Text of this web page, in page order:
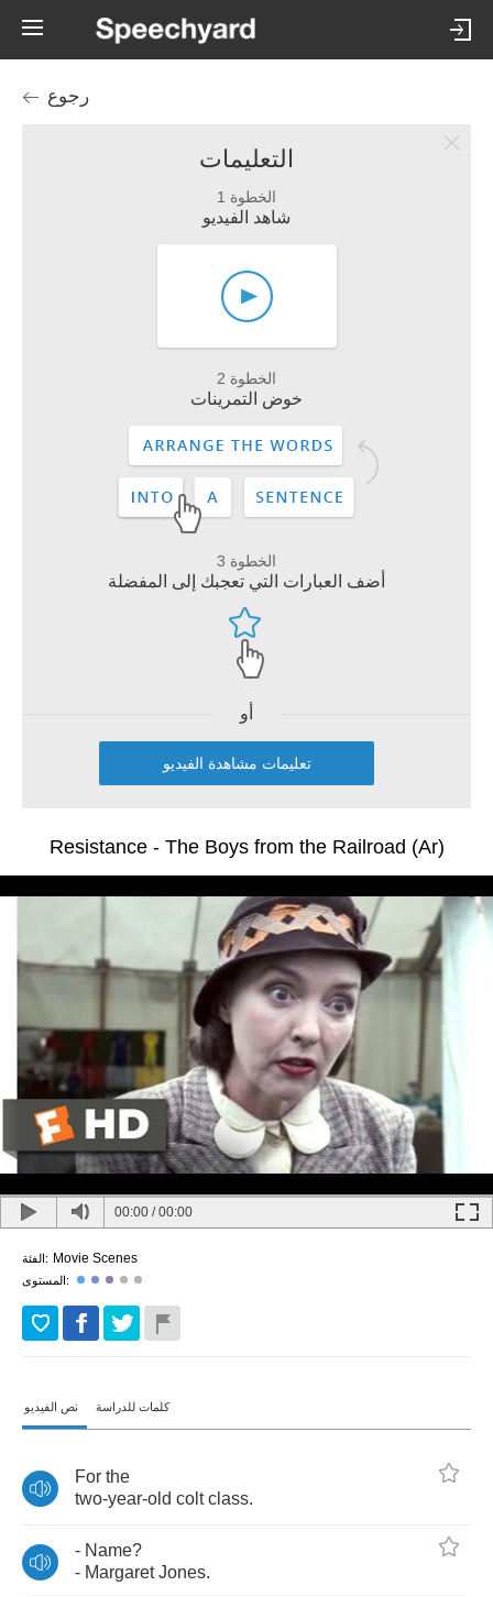
رجوع
التعليمات
الخطوة 1
شاهد الفيديو
الخطوة 2
خوض التمرينات
الخطوة 3
أضف العبارات التي تعجبك إلى المفضلة
أو
تعليمات مشاهدة الفيديو
Resistance - The Boys from the Railroad (Ar)
00:00 /00:00
الفئة: Movie Scenes
المستوى:
نص الفيديو كلمات للدراسة
For the
two-year-old colt class.
- Name?
- Margaret Jones.